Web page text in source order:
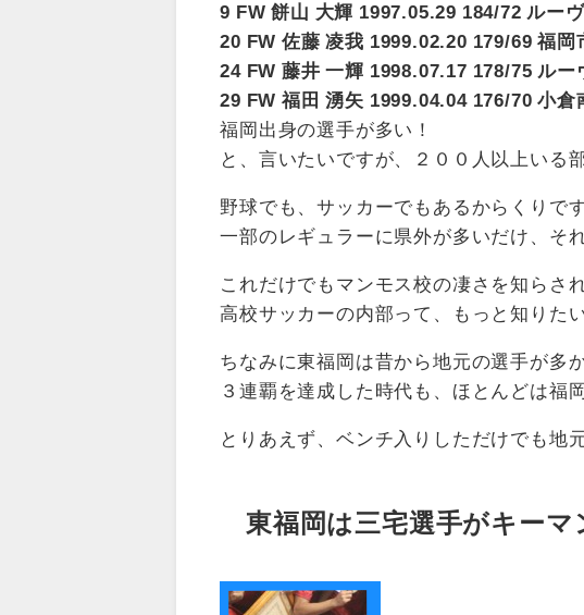
9 FW 餅山 大輝 1997.05.29 184/72 ルー
20 FW 佐藤 凌我 1999.02.20 179/69 福岡
24 FW 藤井 一輝 1998.07.17 178/75 ルー
29 FW 福田 湧矢 1999.04.04 176/70 小倉
福岡出身の選手が多い！
と、言いたいですが、２００人以上いる
野球でも、サッカーでもあるからくりです
一部のレギュラーに県外が多いだけ、そ
これだけでもマンモス校の凄さを知らさ
高校サッカーの内部って、もっと知りた
ちなみに東福岡は昔から地元の選手が多
３連覇を達成した時代も、ほとんどは福
とりあえず、ベンチ入りしただけでも地
東福岡は三宅選手がキーマ